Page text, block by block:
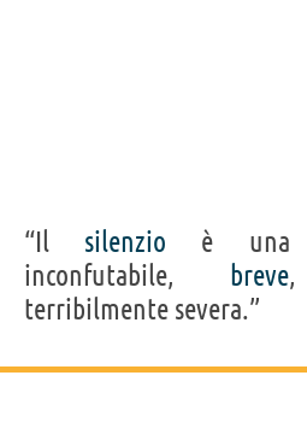
“Il silenzio è
inconfutabile,
breve
terribilmente severa.”